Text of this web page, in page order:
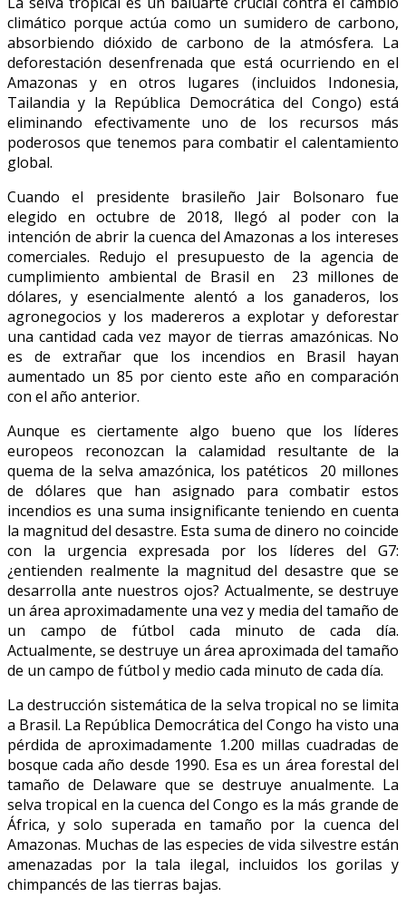
climático porque actúa como un sumidero de carbono,
absorbiendo dióxido de carbono de la atmósfera. La
deforestación desenfrenada que está ocurriendo en el
Amazonas y en otros lugares (incluidos Indonesia,
Tailandia y la República Democrática del Congo) está
eliminando efectivamente uno de los recursos más
poderosos que tenemos para combatir el calentamiento
global.
Cuando el presidente brasileño Jair Bolsonaro fue
elegido en octubre de 2018, llegó al poder con la
intención de abrir la cuenca del Amazonas a los intereses
comerciales. Redujo el presupuesto de la agencia de
cumplimiento ambiental de Brasil en 23 millones de
dólares, y esencialmente alentó a los ganaderos, los
agronegocios y los madereros a explotar y deforestar
una cantidad cada vez mayor de tierras amazónicas. No
es de extrañar que los incendios en Brasil hayan
aumentado un 85 por ciento este año en comparación
con el año anterior.
Aunque es ciertamente algo bueno que los líderes
europeos reconozcan la calamidad resultante de la
quema de la selva amazónica, los patéticos 20 millones
de dólares que han asignado para combatir estos
incendios es una suma insignificante teniendo en cuenta
la magnitud del desastre. Esta suma de dinero no coincide
con la urgencia expresada por los líderes del G7:
¿entienden realmente la magnitud del desastre que se
desarrolla ante nuestros ojos? Actualmente, se destruye
un área aproximadamente una vez y media del tamaño de
un campo de fútbol cada minuto de cada día.
Actualmente, se destruye un área aproximada del tamaño
de un campo de fútbol y medio cada minuto de cada día.
La destrucción sistemática de la selva tropical no se limita
a Brasil. La República Democrática del Congo ha visto una
pérdida de aproximadamente 1.200 millas cuadradas de
bosque cada año desde 1990. Esa es un área forestal del
tamaño de Delaware que se destruye anualmente. La
selva tropical en la cuenca del Congo es la más grande de
África, y solo superada en tamaño por la cuenca del
Amazonas. Muchas de las especies de vida silvestre están
amenazadas por la tala ilegal, incluidos los gorilas y
chimpancés de las tierras bajas.